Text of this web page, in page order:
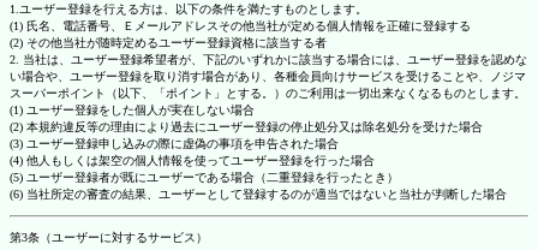
1.ユーザー登録を行える方は、以下の条件を満たすものとします。
(1) 氏名、電話番号、Ｅメールアドレスその他当社が定める個人情報を正確に登録する
(2) その他当社が随時定めるユーザー登録資格に該当する者
2. 当社は、ユーザー登録希望者が、下記のいずれかに該当する場合には、ユーザー登録を認めな
い場合や、ユーザー登録を取り消す場合があり、各種会員向けサービスを受けることや、ノジマ
スーパーポイント（以下、「ポイント」とする。）のご利用は一切出来なくなるものとします。
(1) ユーザー登録をした個人が実在しない場合
(2) 本規約違反等の理由により過去にユーザー登録の停止処分又は除名処分を受けた場合
(3) ユーザー登録申し込みの際に虚偽の事項を申告された場合
(4) 他人もしくは架空の個人情報を使ってユーザー登録を行った場合
(5) ユーザー登録者が既にユーザーである場合（二重登録を行ったとき）
(6) 当社所定の審査の結果、ユーザーとして登録するのが適当ではないと当社が判断した場合
第3条（ユーザーに対するサービス）